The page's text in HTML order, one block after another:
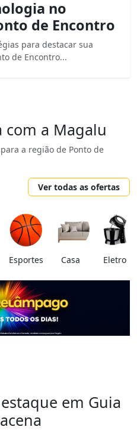
no
de Encontro
para destacar sua
de Encontro...
com a Magalu
a região de Ponto de
Ver todas as ofertas
Esportes Casa Eletro
em Guia